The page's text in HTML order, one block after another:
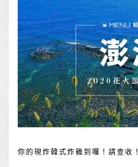
你的現炸韓式炸雞到囉！請查收！